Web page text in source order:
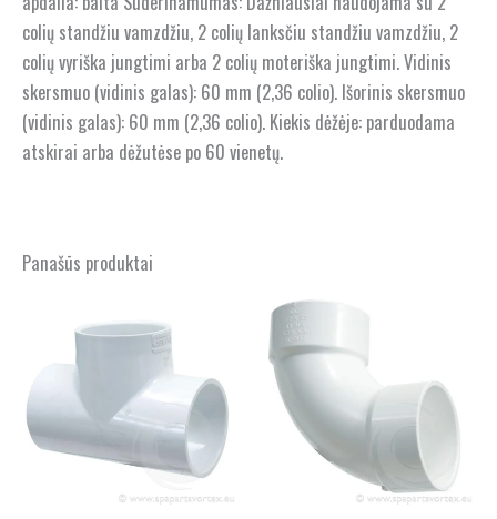
colių standžiu vamzdžiu, 2 colių lanksčiu standžiu vamzdžiu, 2
colių vyriška jungtimi arba 2 colių moteriška jungtimi. Vidinis
skersmuo (vidinis galas): 60 mm (2,36 colio). Išorinis skersmuo
(vidinis galas): 60 mm (2,36 colio). Kiekis dėžėje: parduodama
atskirai arba dėžutėse po 60 vienetų.
Panašūs produktai